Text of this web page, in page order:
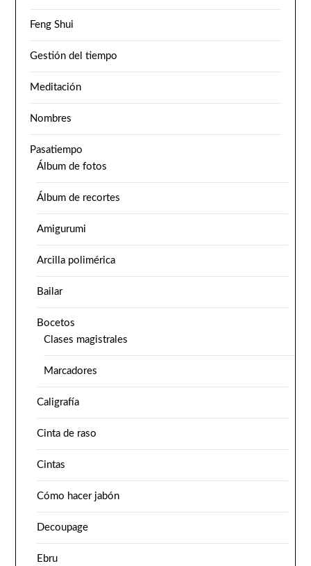
Feng Shui
Gestión del tiempo
Meditación
Nombres
Pasatiempo
Álbum de fotos
Álbum de recortes
Amigurumi
Arcilla polimérica
Bailar
Bocetos
Clases magistrales
Marcadores
Caligrafía
Cinta de raso
Cintas
Cómo hacer jabón
Decoupage
Ebru